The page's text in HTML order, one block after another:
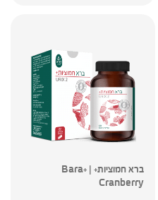
ברא חמוציות+ | +Bara
Cranberry